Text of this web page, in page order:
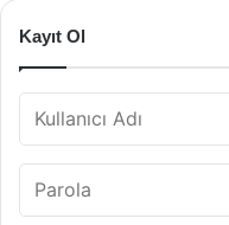
Kayıt Ol